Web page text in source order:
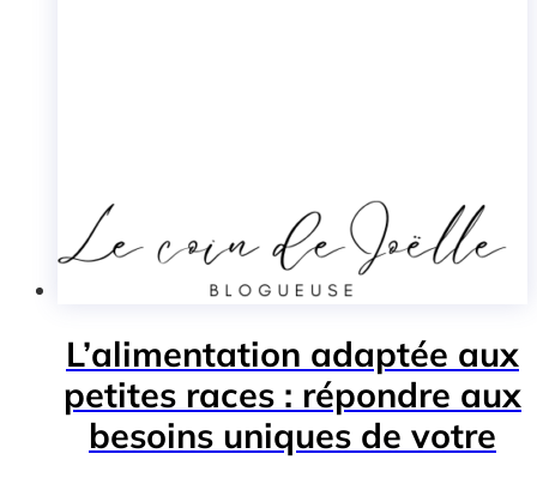
L’alimentation adaptée aux
petites races : répondre aux
besoins uniques de votre